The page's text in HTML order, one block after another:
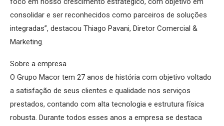
consolidar e ser reconhecidos como parceiros de soluções
integradas”, destacou Thiago Pavani, Diretor Comercial &
Marketing.
Sobre a empresa
O Grupo Macor tem 27 anos de história com objetivo voltado
a satisfação de seus clientes e qualidade nos serviços
prestados, contando com alta tecnologia e estrutura física
robusta. Durante todos esses anos a empresa se destaca